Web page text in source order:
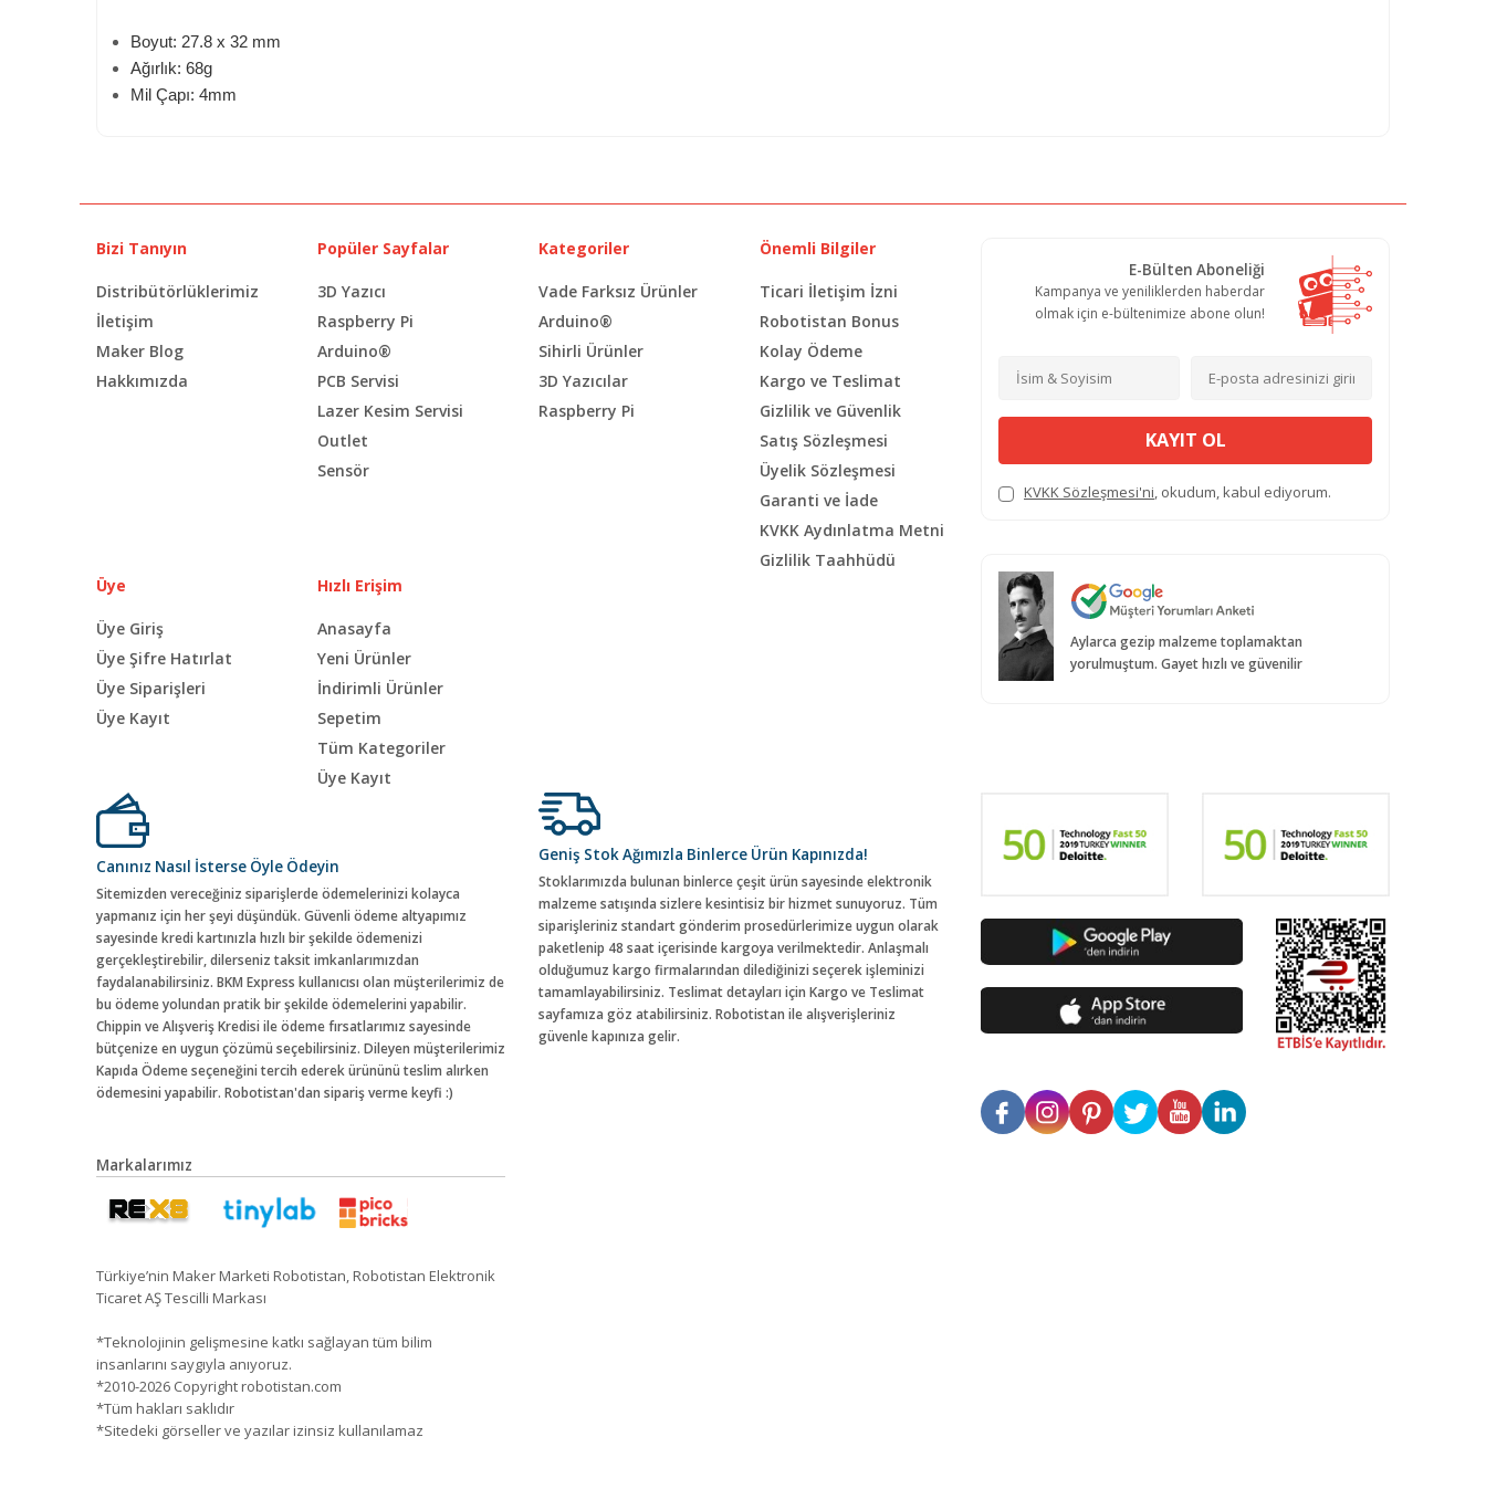
Boyut: 27.8 x 32 mm
Ağırlık: 68g
Mil Çapı: 4mm
Bizi Tanıyın
Distribütörlüklerimiz
İletişim
Maker Blog
Hakkımızda
Popüler Sayfalar
3D Yazıcı
Raspberry Pi
Arduino®
PCB Servisi
Lazer Kesim Servisi
Outlet
Sensör
Kategoriler
Vade Farksız Ürünler
Arduino®
Sihirli Ürünler
3D Yazıcılar
Raspberry Pi
Önemli Bilgiler
Ticari İletişim İzni
Robotistan Bonus
Kolay Ödeme
Kargo ve Teslimat
Gizlilik ve Güvenlik
Satış Sözleşmesi
Üyelik Sözleşmesi
Garanti ve İade
KVKK Aydınlatma Metni
Gizlilik Taahhüdü
Üye
Üye Giriş
Üye Şifre Hatırlat
Üye Siparişleri
Üye Kayıt
Hızlı Erişim
Anasayfa
Yeni Ürünler
İndirimli Ürünler
Sepetim
Tüm Kategoriler
Üye Kayıt
E-Bülten Aboneliği
Kampanya ve yeniliklerden haberdar
olmak için e-bültenimize abone olun!
KAYIT OL
KVKK Sözleşmesi'ni, okudum, kabul ediyorum.
Aylarca gezip malzeme toplamaktan
yorulmuştum. Gayet hızlı ve güvenilir
Canınız Nasıl İsterse Öyle Ödeyin
Sitemizden vereceğiniz siparişlerde ödemelerinizi kolayca
yapmanız için her şeyi düşündük. Güvenli ödeme altyapımız
sayesinde kredi kartınızla hızlı bir şekilde ödemenizi
gerçekleştirebilir, dilerseniz taksit imkanlarımızdan
faydalanabilirsiniz. BKM Express kullanıcısı olan müşterilerimiz de
bu ödeme yolundan pratik bir şekilde ödemelerini yapabilir.
Chippin ve Alışveriş Kredisi ile ödeme fırsatlarımız sayesinde
bütçenize en uygun çözümü seçebilirsiniz. Dileyen müşterilerimiz
Kapıda Ödeme seçeneğini tercih ederek ürününü teslim alırken
ödemesini yapabilir. Robotistan'dan sipariş verme keyfi :)
Geniş Stok Ağımızla Binlerce Ürün Kapınızda!
Stoklarımızda bulunan binlerce çeşit ürün sayesinde elektronik
malzeme satışında sizlere kesintisiz bir hizmet sunuyoruz. Tüm
siparişleriniz standart gönderim prosedürlerimize uygun olarak
paketlenip 48 saat içerisinde kargoya verilmektedir. Anlaşmalı
olduğumuz kargo firmalarından dilediğinizi seçerek işleminizi
tamamlayabilirsiniz. Teslimat detayları için Kargo ve Teslimat
sayfamıza göz atabilirsiniz. Robotistan ile alışverişleriniz
güvenle kapınıza gelir.
Markalarımız
Türkiye’nin Maker Marketi Robotistan, Robotistan Elektronik
Ticaret AŞ Tescilli Markası
*Teknolojinin gelişmesine katkı sağlayan tüm bilim
insanlarını saygıyla anıyoruz.
*2010-2026 Copyright robotistan.com
*Tüm hakları saklıdır
*Sitedeki görseller ve yazılar izinsiz kullanılamaz